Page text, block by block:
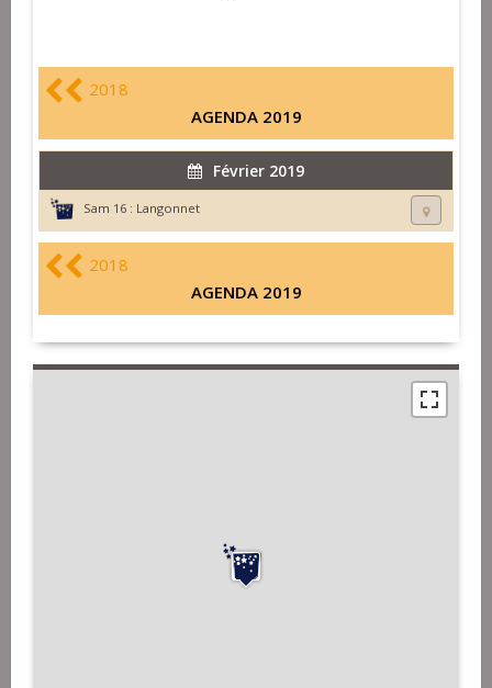
2018
AGENDA 2019
Février 2019
Sam 16 : Langonnet
2018
AGENDA 2019